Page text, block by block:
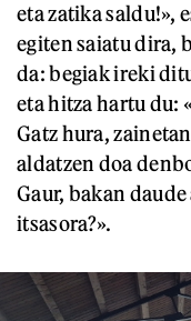
eta zatika saldu!»,
egiten saiatu dira,
da: begiak ireki
eta hitza hartu du:
Gatz hura,
aldatzen doa
Gaur, bakan
itsasora?».